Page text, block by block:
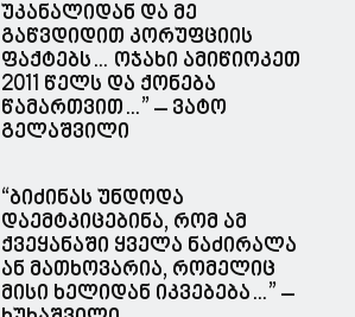
უკანალიდან და მე
გაწვდიდით კორუფციის
ფაქტებს… ოჯახი ამიწიოკეთ
2011 წელს და ქონება
წამართვით…” – ვატო
გელაშვილი
“ბიძინას უნდოდა
დაემტკიცებინა, რომ ამ
ქვეყანაში ყველა ნაძირალა
ან მათხოვარია, რომელიც
მისი ხელიდან იკვებება…” –